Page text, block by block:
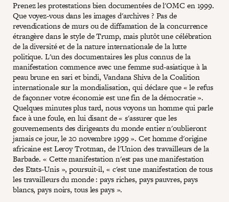
Prenez les protestations bien documentées de l'OMC en 1999.
Que voyez-vous dans les images d'archives ? Pas de
revendications de murs ou de diffamation de la concurrence
étrangère dans le style de Trump, mais plutôt une célébration
de la diversité et de la nature internationale de la lutte
politique. L'un des documentaires les plus connus de la
manifestation commence avec une femme sud-asiatique à la
peau brune en sari et bindi, Vandana Shiva de la Coalition
internationale sur la mondialisation, qui déclare que « le refus
de façonner votre économie est une fin de la démocratie ».
Quelques minutes plus tard, nous voyons un homme qui parle
face à une foule, en lui disant de « s'assurer que les
gouvernements des dirigeants du monde entier n'oublieront
jamais ce jour, le 20 novembre 1999 ». Cet homme d'origine
africaine est Leroy Trotman, de l'Union des travailleurs de la
Barbade. « Cette manifestation n'est pas une manifestation
des Etats-Unis », poursuit-il, « c'est une manifestation de tous
les travailleurs du monde : pays riches, pays pauvres, pays
blancs, pays noirs, tous les pays ».